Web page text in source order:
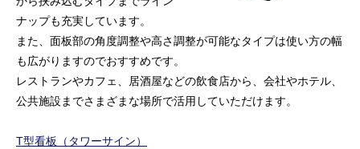
ナップも充実しています。
また、面板部の角度調整や高さ調整が可能なタイプは使い方の幅
も広がりますのでおすすめです。
レストランやカフェ、居酒屋などの飲食店から、会社やホテル、
公共施設までさまざまな場所で活用していただけます。
T型看板（タワーサイン）